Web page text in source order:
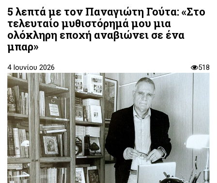
5 λεπτά με τον Παναγιώτη Γούτα: «Στο
τελευταίο μυθιστόρημά μου μια
ολόκληρη εποχή αναβιώνει σε ένα
μπαρ»
4 Ιουνίου 2026 518